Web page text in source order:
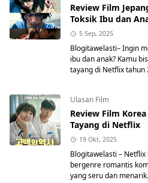
Review Film
Toksik Ibu dan
5 Sep, 2025
Blogitawelasti– Ingin
ibu dan anak? Kamu
tayang di Netflix tahun
Ulasan Film
Review Film
Tayang di Netflix
19 Okt, 2025
Blogitawelasti –
bergenre romantis
yang seru dan